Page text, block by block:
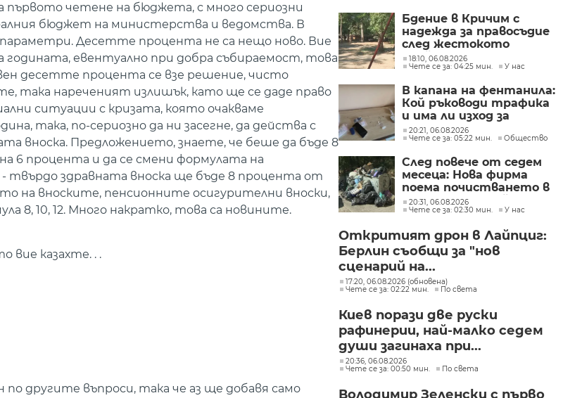
четене на бюджета, с много сериозни
бюджет на министерства и ведомства. В
Десетте процента не са нещо ново. Вие
евентуално при добра събираемост, това
десетте процента се взе решение, чисто
така нареченият излишък, като ще се даде право
ситуации с кризата, която очакваме
така, по-сериозно да ни засегне, да действа с
вноска. Предложението, знаете, че беше да бъде 8
6 процента и да се смени формулата на
твърдо здравната вноска ще бъде 8 процента от
на вноските, пенсионните осигурителни вноски,
8, 10, 12. Много накратко, това са новините.
вие казахте. . .
другите въпроси, така че аз ще добавя само
Бдение в Кричим с
надежда за правосъдие
след жестокото
убийство на млад мъж
в Пловдив от
18:10, 06.08.2026
Чете се за: 04:25 мин.
У нас
В капана на фентанила:
Кой ръководи трафика
и има ли изход за
пристрастените?
20:21, 06.08.2026
Чете се за: 05:22 мин.
Общество
След повече от седем
месеца: Нова фирма
поема почистването в
столичните райони
"Слатина", "Подуяне" и
20:31, 06.08.2026
Чете се за: 02:30 мин.
У нас
Откритият дрон в Лайпциг:
Берлин съобщи за "нов
сценарий на...
17:20, 06.08.2026 (обновена)
Чете се за: 02:22 мин.
По света
Киев порази две руски
рафинерии, най-малко седем
души загинаха при...
20:36, 06.08.2026
Чете се за: 00:50 мин.
По света
Володимир Зеленски с първо